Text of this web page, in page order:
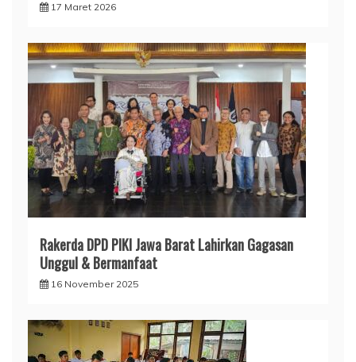
17 Maret 2026
Rakerda DPD PIKI Jawa Barat Lahirkan Gagasan
Unggul & Bermanfaat
16 November 2025